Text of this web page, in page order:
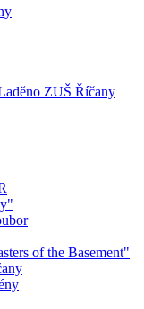
ZUŠ Říčany
of the Basement"